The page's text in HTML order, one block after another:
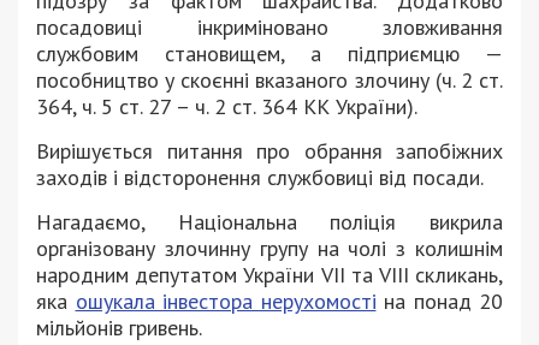
посадовиці інкриміновано зловживання
службовим становищем, а підприємцю —
пособництво у скоєнні вказаного злочину (ч. 2 ст.
364, ч. 5 ст. 27 – ч. 2 ст. 364 КК України).
Вирішується питання про обрання запобіжних
заходів і відсторонення службовиці від посади.
Нагадаємо, Національна поліція викрила
організовану злочинну групу на чолі з колишнім
народним депутатом України VII та VIII скликань,
яка ошукала інвестора нерухомості на понад 20
мільйонів гривень.